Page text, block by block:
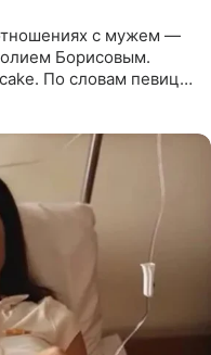
с мужем —
Борисовым.
По словам певицы,